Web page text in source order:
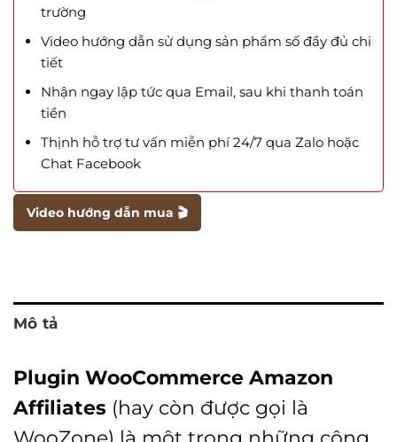
trường
Video hướng dẫn sử dụng sản phẩm số đầy đủ chi
tiết
Nhận ngay lập tức qua Email, sau khi thanh toán
tiền
Thịnh hỗ trợ tư vấn miễn phí 24/7 qua Zalo hoặc
Chat Facebook
Video hướng dẫn mua 🎬
Mô tả
Plugin WooCommerce Amazon
Affiliates (hay còn được gọi là